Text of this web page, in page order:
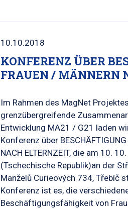
10.10.2018
KONFERENZ ÜBER
FRAUEN / MÄNNERN
Im Rahmen des MagNet
grenzübergreifende
Entwicklung MA21 / G21 laden
Konferenz über
NACH ELTERNZEIT, die am 10.
(Tschechische Republik)an der
Manželů Curieových 734, Třebíč
Konferenz ist es, die
Beschäftigungsfähigkeit von